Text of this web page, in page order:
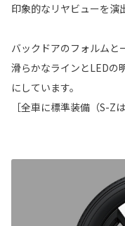
印象的なリヤビューを演
バックドアのフォルムと
滑らかなラインとLEDの
にしています。
［全車に標準装備（S-Z